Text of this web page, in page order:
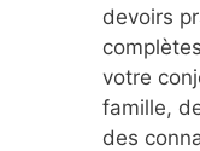
devoirs
votre
famille,
des